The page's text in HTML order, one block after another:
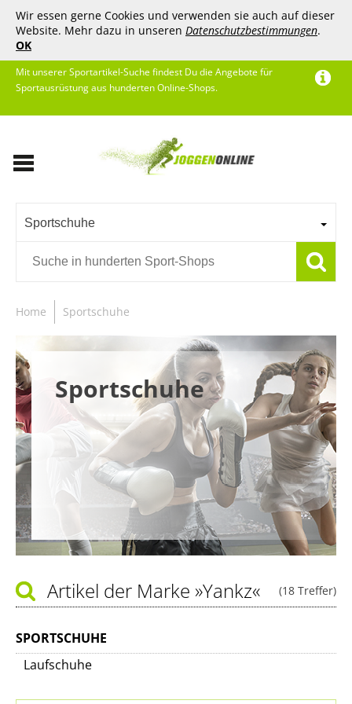
Wir essen gerne Cookies und verwenden sie auch auf dieser
Website. Mehr dazu in unseren Datenschutzbestimmungen.
OK
Mit unserer Sportartikel-Suche findest Du die Angebote für
Sportausrüstung aus hunderten Online-Shops.
Sportschuhe
Home Sportschuhe
Sportschuhe
(18 Treffer)
Artikel der Marke »Yankz«
SPORTSCHUHE
Laufschuhe